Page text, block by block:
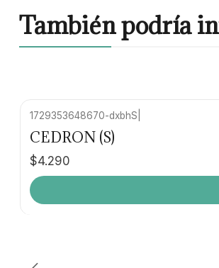
También podría
1729353648670-dxbhS
CEDRON (S)
$4.290